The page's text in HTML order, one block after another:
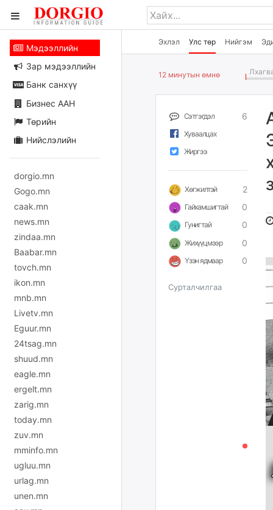
Эхлэл Улс төр Нийгэм
Мэдээллийн
Зар мэдээллийн
Банк санхүү
Бизнес ААН
Төрийн
Нийслэлийн
dorgio.mn
Gogo.mn
caak.mn
news.mn
zindaa.mn
Baabar.mn
tovch.mn
ikon.mn
mnb.mn
Livetv.mn
Eguur.mn
24tsag.mn
shuud.mn
eagle.mn
ergelt.mn
zarig.mn
today.mn
zuv.mn
mminfo.mn
ugluu.mn
urlag.mn
unen.mn
12 минутын өмнө
Сэтгэгдэл 6
Хуваалцах
Жиргээ
Хөгжилтэй 2
Гайхамшигтай 0
Гунигтай 0
Жихүүцмээр 0
Үзэн ядмаар 0
Сурталчилгаа